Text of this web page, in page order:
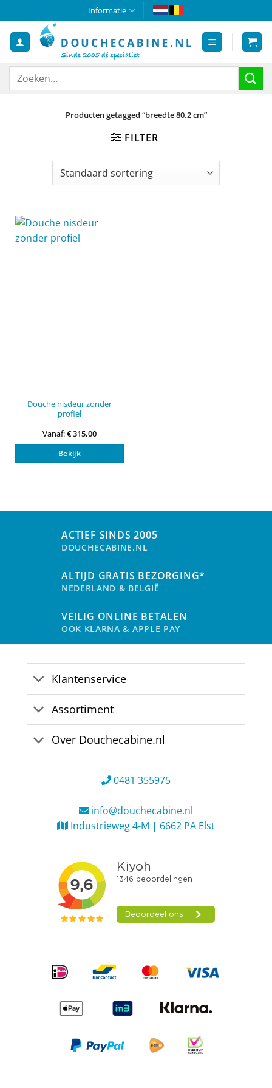
naar
inhoud
Informatie
Zoeken
Producten getagged “breedte 80.2 cm”
FILTER
Douche nisdeur zonder
profiel
Vanaf:€315,00
Bekijk
Dit
gekozen
worden
de
productpagina
ACTIEF SINDS 2005
DOUCHECABINE.NL
ALTIJD GRATIS BEZORGING*
NEDERLAND & BELGIË
VEILIG ONLINE BETALEN
OOK KLARNA & APPLE PAY
Klantenservice
Assortiment
Over Douchecabine.nl
0481 355975
info@douchecabine.nl
Industrieweg 4-M | 6662 PA Elst